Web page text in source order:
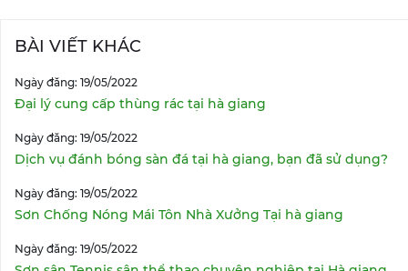
BÀI VIẾT KHÁC
Ngày đăng: 19/05/2022
Đại lý cung cấp thùng rác tại hà giang
Ngày đăng: 19/05/2022
Dịch vụ đánh bóng sàn đá tại hà giang, bạn đã sử dụng?
Ngày đăng: 19/05/2022
Sơn Chống Nóng Mái Tôn Nhà Xưởng Tại hà giang
Ngày đăng: 19/05/2022